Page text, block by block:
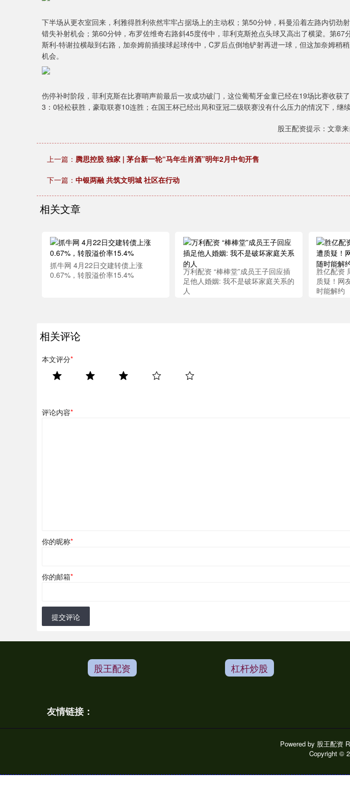
下半场从更衣室回来，利雅得胜利依然牢牢占据场上的主动权；第50分钟，科曼沿着左路内切劲
错失补射机会；第60分钟，布罗佐维奇右路斜45度传中，菲利克斯抢点头球又高出了横梁。第67
斯利-特谢拉横敲到右路，加奈姆前插接球起球传中，C罗后点倒地铲射再进一球，但这加奈姆稍
机会。
伤停补时阶段，菲利克斯在比赛哨声前最后一攻成功破门，这位葡萄牙金童已经在19场比赛收获
3：0轻松获胜，豪取联赛10连胜；在国王杯已经出局和亚冠二级联赛没有什么压力的情况下，继
股王配资提示：文章
上一篇： 腾思控股 独家 | 茅台新一轮“马年生肖酒”明年2月中旬开售
下一篇： 中银两融 共筑文明城 社区在行动
相关文章
抓牛网 4月22日交建转债上涨
0.67%，转股溢价率15.4%
万利配资 “棒棒堂”成员王子回应插
足他人婚姻: 我不是破坏家庭关系的
人
胜亿配资
质疑！网
时能解约
相关评论
本文评分*
评论内容*
你的昵称*
你的邮箱*
提交评论
股王配资 杠杆炒股
友情链接：
Powered by 股王配资
Copyright ©